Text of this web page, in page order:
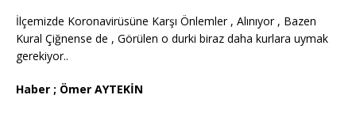
İlçemizde Koronavirüsüne Karşı Önlemler , Alınıyor , Bazen
Kural Çiğnense de , Görülen o durki biraz daha kurlara uymak
gerekiyor..
Haber ; Ömer AYTEKİN